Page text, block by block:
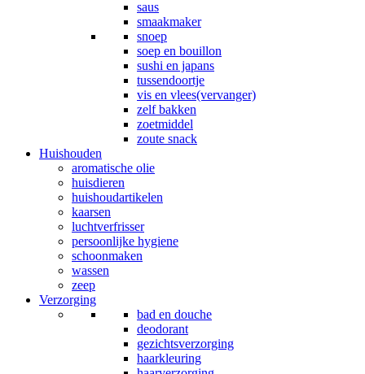
saus
smaakmaker
snoep
soep en bouillon
sushi en japans
tussendoortje
vis en vlees(vervanger)
zelf bakken
zoetmiddel
zoute snack
Huishouden
aromatische olie
huisdieren
huishoudartikelen
kaarsen
luchtverfrisser
persoonlijke hygiene
schoonmaken
wassen
zeep
Verzorging
bad en douche
deodorant
gezichtsverzorging
haarkleuring